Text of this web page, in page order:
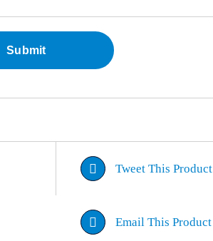
Tweet This Product
Email This Product